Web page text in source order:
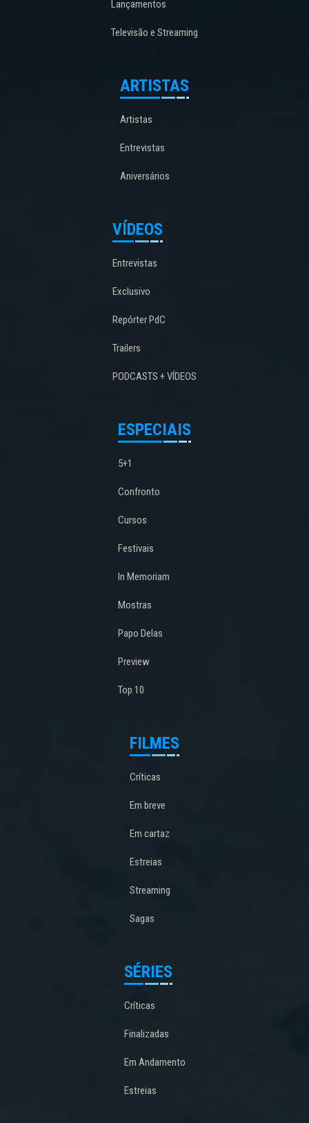
Lançamentos
Televisão e Streaming
ARTISTAS
Artistas
Entrevistas
Aniversários
VÍDEOS
Entrevistas
Exclusivo
Repórter PdC
Trailers
PODCASTS + VÍDEOS
ESPECIAIS
5+1
Confronto
Cursos
Festivais
In Memoriam
Mostras
Papo Delas
Preview
Top 10
FILMES
Críticas
Em breve
Em cartaz
Estreias
Streaming
Sagas
SÉRIES
Críticas
Finalizadas
Em Andamento
Estreias